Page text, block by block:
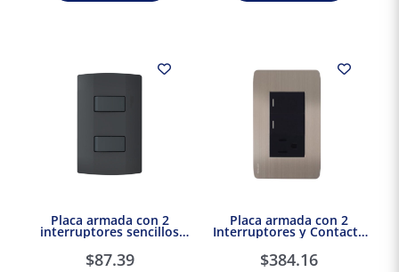
Placa armada con 2
interruptores sencillos
Negro Marisio Black
$87.39
Placa armada con 2
Interruptores y Contacto
Stalo & Kristalo Leviton
$384.16